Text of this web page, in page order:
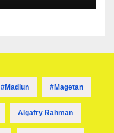
#madiun #magetan
Algafry Rahman